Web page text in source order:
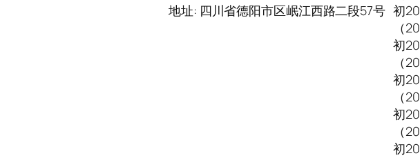
地址: 四川省德阳市区岷江西路二段57号 初
（
初
（
初
（
初
（
初